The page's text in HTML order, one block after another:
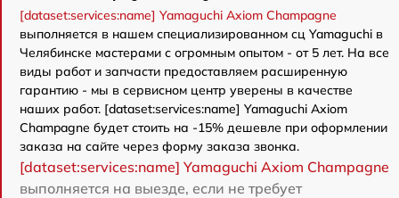
[dataset:services:name] Yamaguchi Axiom Champagne
выполняется в нашем специализированном сц Yamaguchi в
Челябинске мастерами с огромным опытом - от 5 лет. На все
виды работ и запчасти предоставляем расширенную
гарантию - мы в сервисном центр уверены в качестве
наших работ. [dataset:services:name] Yamaguchi Axiom
Champagne будет стоить на -15% дешевле при оформлении
заказа на сайте через форму заказа звонка.
[dataset:services:name] Yamaguchi Axiom Champagne
выполняется на выезде, если не требует